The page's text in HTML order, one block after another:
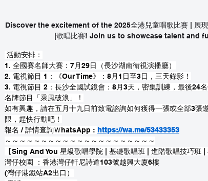
Discover the excitement of the 2025全港兒童唱歌比賽 | 展
|歌唱比賽! Join us to showcase talent and
活動安排：
1. 全國賽名師大賽：7月29日（長沙湖南衛視演播廳）
2. 電視節目 1：《Our Time》：8月1日至3日，三天錄影！
3. 電視節目 2：長沙全國試鏡會：8月3天，密集訓練，最後24
名牌節目「乘風破浪」！
如有興趣，請在五月十九日前致電諮詢如何獲得一張或全部3張
限，趕快行動吧！
報名 / 詳情查詢ＷhatsApp : https://wa.me/53433353
～～～～～～～～～～～～～～～～～～～～～
【Sing And You 星級歌唱學院 | 基礎歌唱班 | 進階歌唱技巧班 |
灣仔校園 ：香港灣仔軒尼詩道103號越興大廈6樓
​(灣仔港鐵站A2出口）